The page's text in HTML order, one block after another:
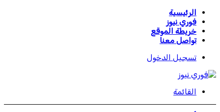
الرئيسية
فوري نيوز
خريطة الموقع
تواصل معنا
تسجيل الدخول
القائمة